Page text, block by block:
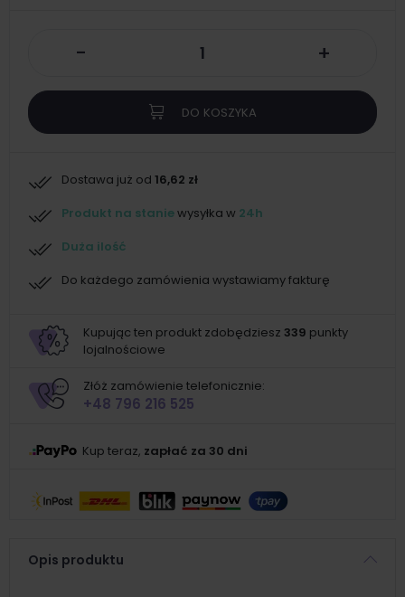
- +
DO KOSZYKA
Dostawa już od 16,62 zł
Produkt na staniewysyłka w 24h
Duża ilość
Do każdego zamówienia wystawiamy fakturę
Kupując ten produkt zdobędziesz 339 punkty
lojalnościowe
Złóż zamówienie telefonicznie:
+48 796 216 525
Kup teraz, zapłać za 30 dni
Opis produktu